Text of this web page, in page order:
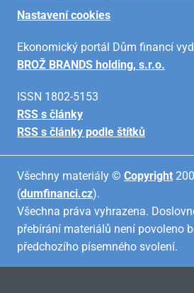
Nastavení cookies
Ekonomický portál Dům financí
BROŽ BRANDS holding, s.r.o.
ISSN 1802-5153
RSS s články
RSS s články podle štítků
Všechny materiály © Copyright
(dumfinanci.cz).
Všechna práva vyhrazena.
přebírání materiálů není povoleno
předchozího písemného svolení.